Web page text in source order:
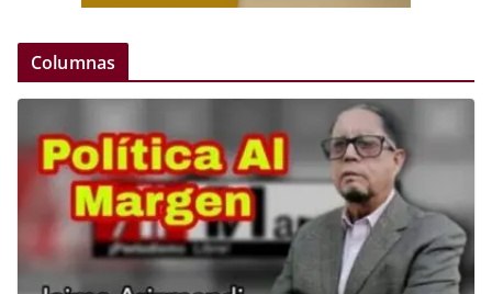
Columnas